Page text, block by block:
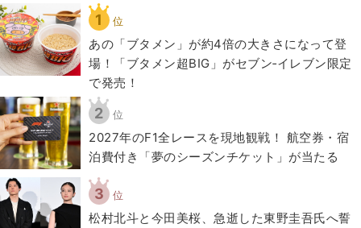
1 位
あの「ブタメン」が約4倍の大きさになって登
場！「ブタメン超BIG」がセブン‐イレブン限定
で発売！
2 位
2027年のF1全レースを現地観戦！ 航空券・宿
泊費付き「夢のシーズンチケット」が当たる
3 位
松村北斗と今田美桜、急逝した東野圭吾氏へ誓